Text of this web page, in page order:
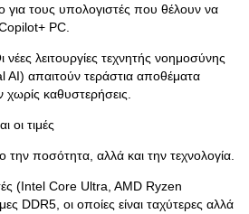
για τους υπολογιστές που θέλουν να
PC.
λειτουργίες τεχνητής νοημοσύνης
AI) απαιτούν τεράστια αποθέματα
χωρίς καθυστερήσεις.
οι τιμές
ποσότητα, αλλά και την τεχνολογία.
(Intel Core Ultra, AMD Ryzen
DDR5, οι οποίες είναι ταχύτερες αλλά